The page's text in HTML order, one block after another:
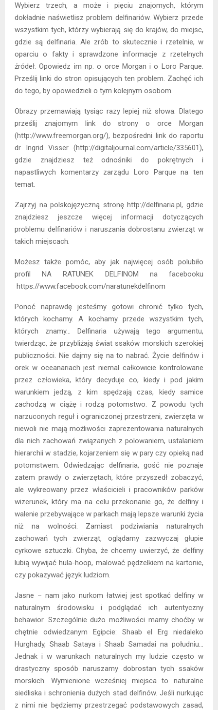
Wybierz trzech, a może i pięciu znajomych, którym
dokładnie naświetlisz problem delfinariów. Wybierz przede
wszystkim tych, którzy wybierają się do krajów, do miejsc,
gdzie są delfinaria. Ale zrób to skutecznie i rzetelnie, w
oparciu o fakty i sprawdzone informacje z rzetelnych
źródeł. Opowiedz im np. o orce Morgan i o Loro Parque.
Prześlij linki do stron opisujących ten problem. Zachęć ich
do tego, by opowiedzieli o tym kolejnym osobom.
Obrazy przemawiają tysiąc razy lepiej niż słowa. Dlatego
prześlij znajomym link do strony o orce Morgan
(http://www.freemorgan.org/), bezpośredni link do raportu
dr Ingrid Visser (http://digitaljournal.com/article/335601),
gdzie znajdziesz też odnośniki do pokrętnych i
napastliwych komentarzy zarządu Loro Parque na ten
temat.
Zajrzyj na polskojęzyczną stronę http://delfinaria.pl, gdzie
znajdziesz jeszcze więcej informacji dotyczących
problemu delfinariów i naruszania dobrostanu zwierząt w
takich miejscach.
Możesz także pomóc, aby jak najwięcej osób polubiło
profil NA RATUNEK DELFINOM na facebooku
https://www.facebook.com/naratunekdelfinom
Ponoć naprawdę jesteśmy gotowi chronić tylko tych,
których kochamy. A kochamy przede wszystkim tych,
których znamy… Delfinaria używają tego argumentu,
twierdząc, że przybliżają świat ssaków morskich szerokiej
publiczności. Nie dajmy się na to nabrać. Życie delfinów i
orek w oceanariach jest niemal całkowicie kontrolowane
przez człowieka, który decyduje co, kiedy i pod jakim
warunkiem jedzą, z kim spędzają czas, kiedy samice
zachodzą w ciążę i rodzą potomstwo. Z powodu tych
narzuconych reguł i ograniczonej przestrzeni, zwierzęta w
niewoli nie mają możliwości zaprezentowania naturalnych
dla nich zachowań związanych z polowaniem, ustalaniem
hierarchii w stadzie, kojarzeniem się w pary czy opieką nad
potomstwem. Odwiedzając delfinaria, gość nie poznaje
zatem prawdy o zwierzętach, które przyszedł zobaczyć,
ale wykreowany przez właścicieli i pracowników parków
wizerunek, który ma na celu przekonanie go, że delfiny i
walenie przebywające w parkach mają lepsze warunki życia
niż na wolności. Zamiast podziwiania naturalnych
zachowań tych zwierząt, oglądamy zazwyczaj głupie
cyrkowe sztuczki. Chyba, że chcemy uwierzyć, że delfiny
lubią wywijać hula-hoop, malować pędzelkiem na kartonie,
czy pokazywać język ludziom.
Jasne – nam jako nurkom łatwiej jest spotkać delfiny w
naturalnym środowisku i podglądać ich autentyczny
behawior. Szczególnie dużo możliwości mamy choćby w
chętnie odwiedzanym Egipcie: Shaab el Erg niedaleko
Hurghady, Shaab Sataya i Shaab Samadai na południu…
Jednak i w warunkach naturalnych my ludzie często w
drastyczny sposób naruszamy dobrostan tych ssaków
morskich. Wymienione wcześniej miejsca to naturalne
siedliska i schronienia dużych stad delfinów. Jeśli nurkując
z nimi nie będziemy przestrzegać podstawowych zasad,